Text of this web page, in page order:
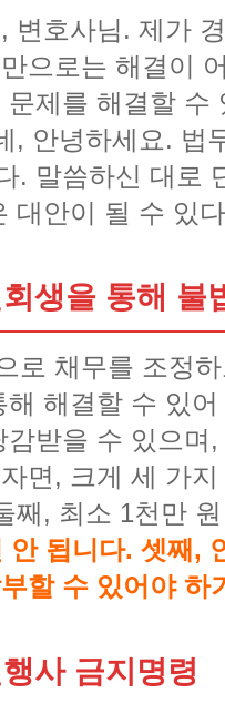
변호사님. 제가
으로는 해결이
제를 해결할 수
, 안녕하세요. 법
. 말씀하신 대로
대안이 될 수 있
생을 통해 불
로 채무를 조정
해결할 수 있
받을 수 있으
면, 크게 세 가
째, 최소 1천만
안 됩니다. 셋째,
할 수 있어야 하
사 금지명령